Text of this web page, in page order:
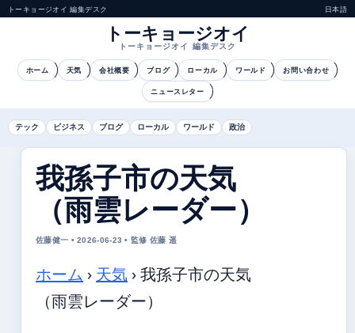
トーキョージオイ 編集デスク 日本語
トーキョージオイ
トーキョージオイ 編集デスク
ホーム 天気 会社概要 ブログ ローカル ワールド お問い合わせ
ニュースレター
テック ビジネス ブログ ローカル ワールド 政治
我孫子市の天気
（雨雲レーダー）
佐藤健一 • 2026-06-23 • 監修 佐藤 遥
ホーム › 天気 ›我孫子市の天気
（雨雲レーダー）